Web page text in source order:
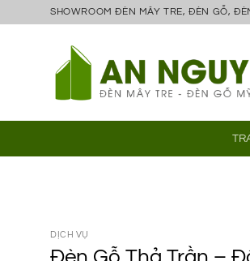
SHOWROOM ĐÈN MÂY TRE, ĐÈN GỖ,
DỊCH VỤ
Đèn Gỗ Thả Trần –